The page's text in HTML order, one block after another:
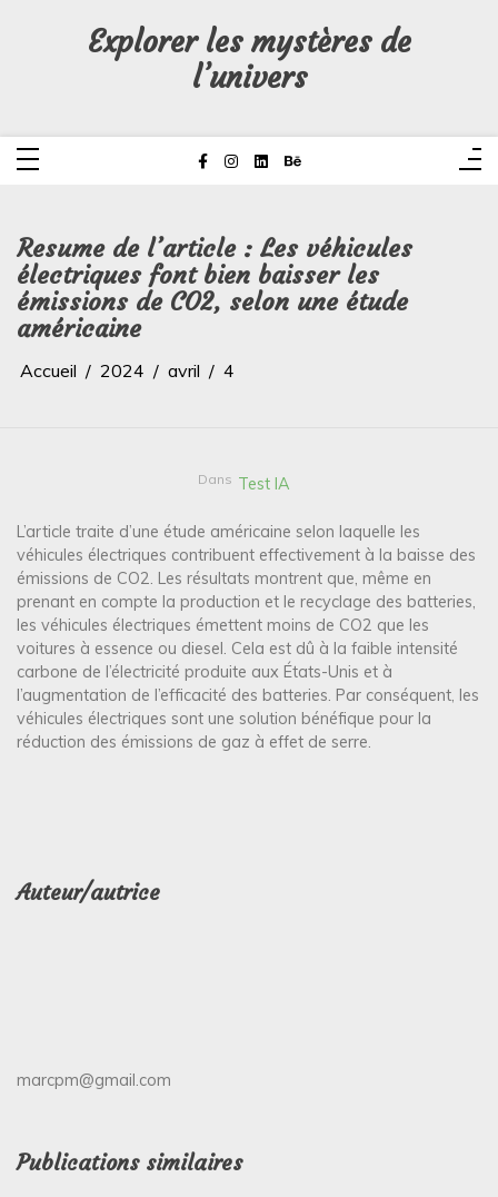
Explorer les mystères de
l’univers
Resume de l’article : Les véhicules
électriques font bien baisser les
émissions de CO2, selon une étude
américaine
Accueil 2024 avril 4
Dans Test IA
L’article traite d’une étude américaine selon laquelle les
véhicules électriques contribuent effectivement à la baisse des
émissions de CO2. Les résultats montrent que, même en
prenant en compte la production et le recyclage des batteries,
les véhicules électriques émettent moins de CO2 que les
voitures à essence ou diesel. Cela est dû à la faible intensité
carbone de l’électricité produite aux États-Unis et à
l’augmentation de l’efficacité des batteries. Par conséquent, les
véhicules électriques sont une solution bénéfique pour la
réduction des émissions de gaz à effet de serre.
Auteur/autrice
marcpm@gmail.com
Publications similaires